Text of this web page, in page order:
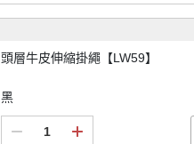
頭層牛皮伸縮掛繩【LW59】
黑